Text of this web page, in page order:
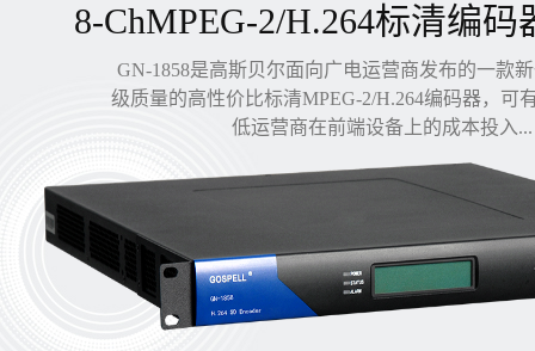
8-ChMPEG-2/H.264标清编码
GN-1858是高斯贝尔面向广电运营商发布的一款
级质量的高性价比标清MPEG-2/H.264编码器，可
低运营商在前端设备上的成本投入...